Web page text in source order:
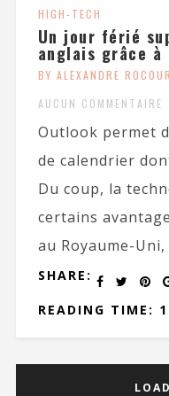
HIGH-TECH
Un jour férié
anglais grâce à
BY ALEXANDRE
AUCUN COMMENTAIRE
Outlook permet
de calendrier
Du coup, la
certains
au Royaume-
SHARE:
READING TIME: